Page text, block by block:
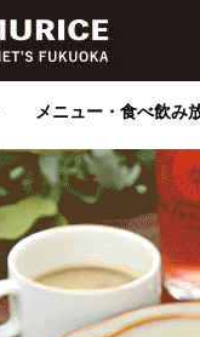
メニュー・食べ飲み